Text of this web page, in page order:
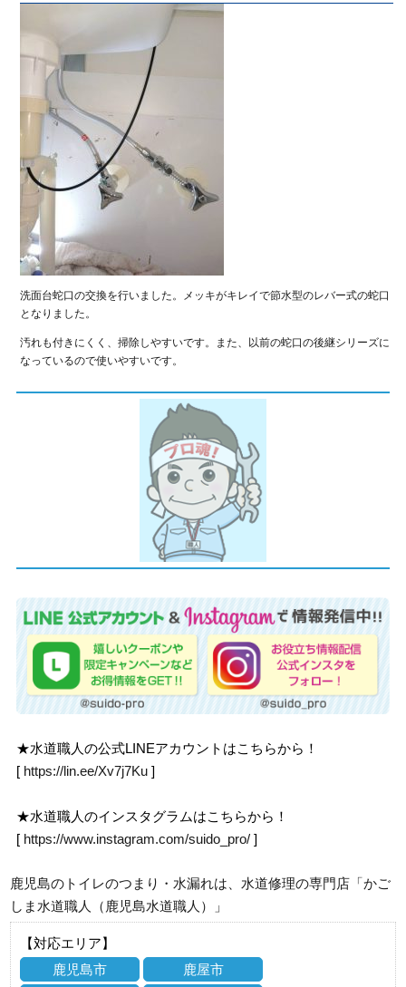
洗面台蛇口の交換を行いました。メッキがキレイで節水型のレバー式の蛇口
となりました。
汚れも付きにくく、掃除しやすいです。また、以前の蛇口の後継シリーズに
なっているので使いやすいです。
★水道職人の公式LINEアカウントはこちらから！
[ https://lin.ee/Xv7j7Ku ]
★水道職人のインスタグラムはこちらから！
[ https://www.instagram.com/suido_pro/ ]
鹿児島のトイレのつまり・水漏れは、水道修理の専門店「かご
しま水道職人（鹿児島水道職人）」
【対応エリア】
鹿児島市
鹿屋市